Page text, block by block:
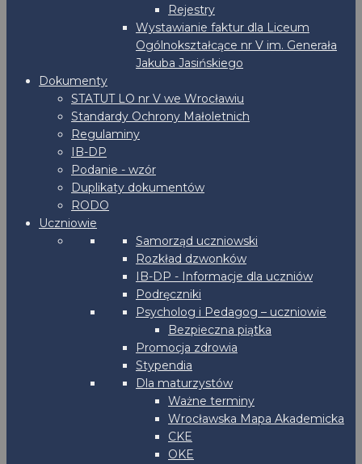
Rejestry
Wystawianie faktur dla Liceum
Ogólnokształcące nr V im. Generała
Jakuba Jasińskiego
Dokumenty
STATUT LO nr V we Wrocławiu
Standardy Ochrony Małoletnich
Regulaminy
IB-DP
Podanie - wzór
Duplikaty dokumentów
RODO
Uczniowie
Samorząd uczniowski
Rozkład dzwonków
IB-DP - Informacje dla uczniów
Podręczniki
Psycholog i Pedagog – uczniowie
Bezpieczna piątka
Promocja zdrowia
Stypendia
Dla maturzystów
Ważne terminy
Wrocławska Mapa Akademicka
CKE
OKE